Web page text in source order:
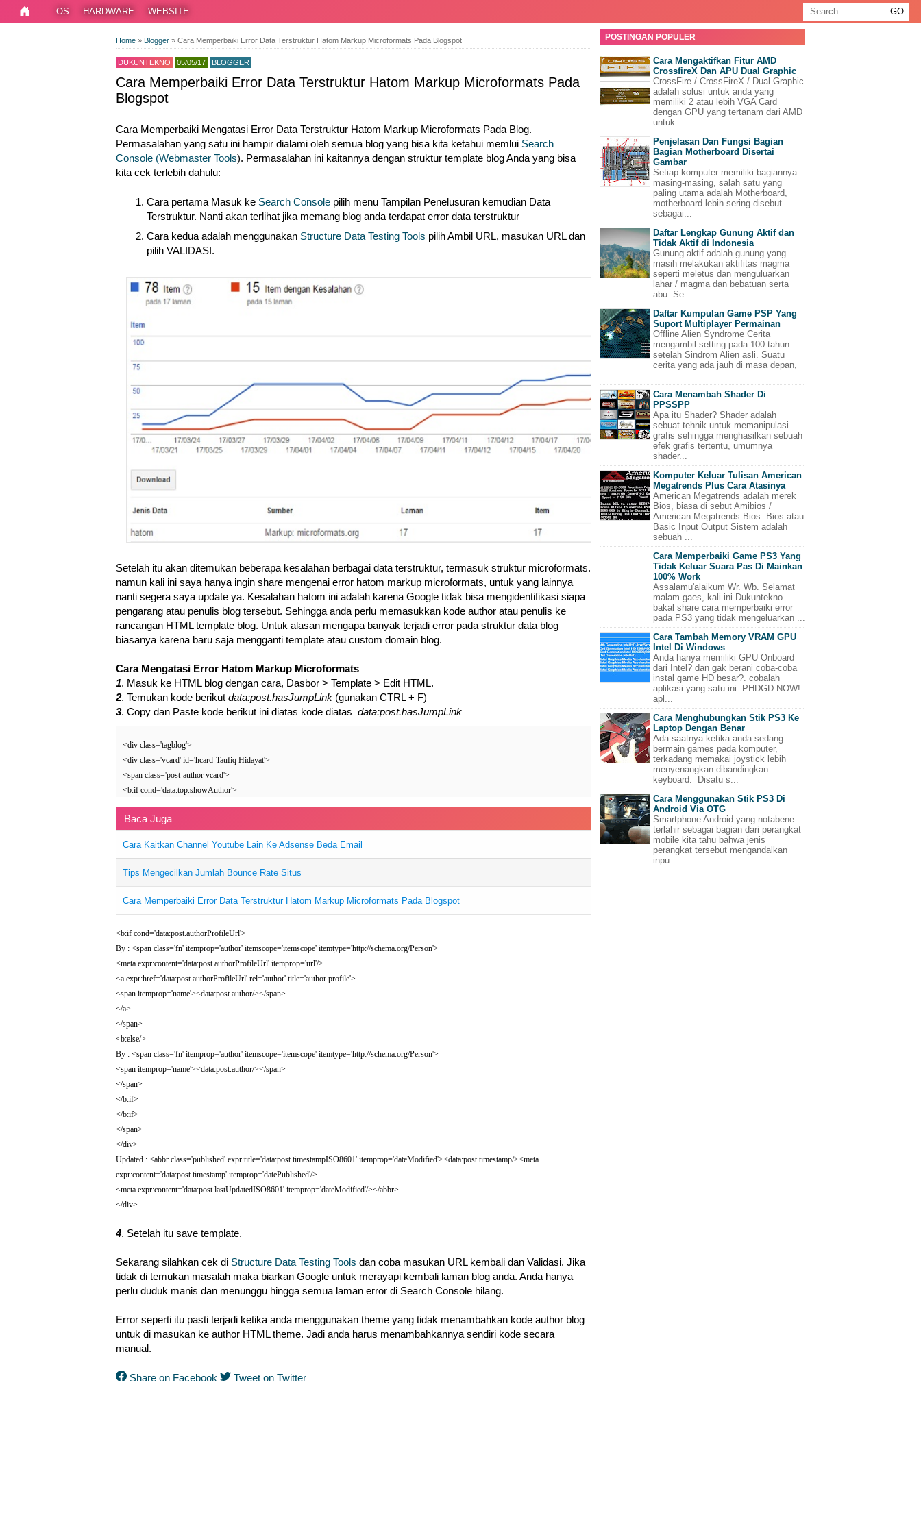
OS HARDWARE WEBSITE
Home » Blogger » Cara Memperbaiki Error Data Terstruktur Hatom Markup Microformats Pada Blogspot
DUKUNTEKNO 05/05/17 BLOGGER
Cara Memperbaiki Error Data Terstruktur Hatom Markup Microformats Pada
Blogspot
Cara Memperbaiki Mengatasi Error Data Terstruktur Hatom Markup Microformats Pada Blog.
Permasalahan yang satu ini hampir dialami oleh semua blog yang bisa kita ketahui memlui Search
Console (Webmaster Tools). Permasalahan ini kaitannya dengan struktur template blog Anda yang bisa
kita cek terlebih dahulu:
Cara pertama Masuk ke Search Console pilih menu Tampilan Penelusuran kemudian Data
Terstruktur. Nanti akan terlihat jika memang blog anda terdapat error data terstruktur
Cara kedua adalah menggunakan Structure Data Testing Tools pilih Ambil URL, masukan URL dan
pilih VALIDASI.
Setelah itu akan ditemukan beberapa kesalahan berbagai data terstruktur, termasuk struktur microformats.
namun kali ini saya hanya ingin share mengenai error hatom markup microformats, untuk yang lainnya
nanti segera saya update ya. Kesalahan hatom ini adalah karena Google tidak bisa mengidentifikasi siapa
pengarang atau penulis blog tersebut. Sehingga anda perlu memasukkan kode author atau penulis ke
rancangan HTML template blog. Untuk alasan mengapa banyak terjadi error pada struktur data blog
biasanya karena baru saja mengganti template atau custom domain blog.
Cara Mengatasi Error Hatom Markup Microformats
1. Masuk ke HTML blog dengan cara, Dasbor > Template > Edit HTML.
2. Temukan kode berikut data:post.hasJumpLink (gunakan CTRL + F)
3. Copy dan Paste kode berikut ini diatas kode diatas data:post.hasJumpLink
<div class='tagblog'>
<div class='vcard' id='hcard-Taufiq Hidayat'>
<span class='post-author vcard'>
<b:if cond='data:top.showAuthor'>
Baca Juga
Cara Kaitkan Channel Youtube Lain Ke Adsense Beda Email
Tips Mengecilkan Jumlah Bounce Rate Situs
Cara Memperbaiki Error Data Terstruktur Hatom Markup Microformats Pada Blogspot
<b:if cond='data:post.authorProfileUrl'>
By : <span class='fn' itemprop='author' itemscope='itemscope' itemtype='http://schema.org/Person'>
<meta expr:content='data:post.authorProfileUrl' itemprop='url'/>
<a expr:href='data:post.authorProfileUrl' rel='author' title='author profile'>
<span itemprop='name'><data:post.author/></span>
</a>
</span>
<b:else/>
By : <span class='fn' itemprop='author' itemscope='itemscope' itemtype='http://schema.org/Person'>
<span itemprop='name'><data:post.author/></span>
</span>
</b:if>
</b:if>
</span>
</div>
Updated : <abbr class='published' expr:title='data:post.timestampISO8601' itemprop='dateModified'><data:post.timestamp/><meta
expr:content='data:post.timestamp' itemprop='datePublished'/>
<meta expr:content='data:post.lastUpdatedISO8601' itemprop='dateModified'/></abbr>
</div>
4. Setelah itu save template.
Sekarang silahkan cek di Structure Data Testing Tools dan coba masukan URL kembali dan Validasi. Jika
tidak di temukan masalah maka biarkan Google untuk merayapi kembali laman blog anda. Anda hanya
perlu duduk manis dan menunggu hingga semua laman error di Search Console hilang.
Error seperti itu pasti terjadi ketika anda menggunakan theme yang tidak menambahkan kode author blog
untuk di masukan ke author HTML theme. Jadi anda harus menambahkannya sendiri kode secara
manual.
Share on Facebook Tweet on Twitter
POSTINGAN POPULER
Cara Mengaktifkan Fitur AMD
CrossfireX Dan APU Dual Graphic
CrossFire / CrossFireX / Dual Graphic
adalah solusi untuk anda yang
memiliki 2 atau lebih VGA Card
dengan GPU yang tertanam dari AMD
untuk...
Penjelasan Dan Fungsi Bagian
Bagian Motherboard Disertai
Gambar
Setiap komputer memiliki bagiannya
masing-masing, salah satu yang
paling utama adalah Motherboard,
motherboard lebih sering disebut
sebagai...
Daftar Lengkap Gunung Aktif dan
Tidak Aktif di Indonesia
Gunung aktif adalah gunung yang
masih melakukan aktifitas magma
seperti meletus dan menguluarkan
lahar / magma dan bebatuan serta
abu. Se...
Daftar Kumpulan Game PSP Yang
Suport Multiplayer Permainan
Offline Alien Syndrome Cerita
mengambil setting pada 100 tahun
setelah Sindrom Alien asli. Suatu
cerita yang ada jauh di masa depan,
...
Cara Menambah Shader Di
PPSSPP
Apa itu Shader? Shader adalah
sebuat tehnik untuk memanipulasi
grafis sehingga menghasilkan sebuah
efek grafis tertentu, umumnya
shader...
Komputer Keluar Tulisan American
Megatrends Plus Cara Atasinya
American Megatrends adalah merek
Bios, biasa di sebut Amibios /
American Megatrends Bios. Bios atau
Basic Input Output Sistem adalah
sebuah ...
Cara Memperbaiki Game PS3 Yang
Tidak Keluar Suara Pas Di Mainkan
100% Work
Assalamu'alaikum Wr. Wb. Selamat
malam gaes, kali ini Dukuntekno
bakal share cara memperbaiki error
pada PS3 yang tidak mengeluarkan ...
Cara Tambah Memory VRAM GPU
Intel Di Windows
Anda hanya memiliki GPU Onboard
dari Intel? dan gak berani coba-coba
instal game HD besar?. cobalah
aplikasi yang satu ini. PHDGD NOW!.
apl...
Cara Menghubungkan Stik PS3 Ke
Laptop Dengan Benar
Ada saatnya ketika anda sedang
bermain games pada komputer,
terkadang memakai joystick lebih
menyenangkan dibandingkan
keyboard. Disatu s...
Cara Menggunakan Stik PS3 Di
Android Via OTG
Smartphone Android yang notabene
terlahir sebagai bagian dari perangkat
mobile kita tahu bahwa jenis
perangkat tersebut mengandalkan
inpu...